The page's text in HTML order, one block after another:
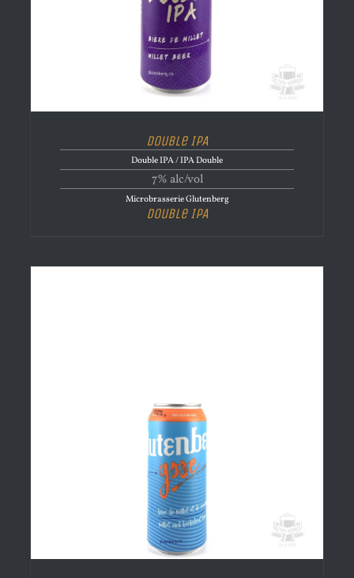
Double IPA
Double IPA / IPA Double
7% alc/vol
Microbrasserie Glutenberg
Double IPA